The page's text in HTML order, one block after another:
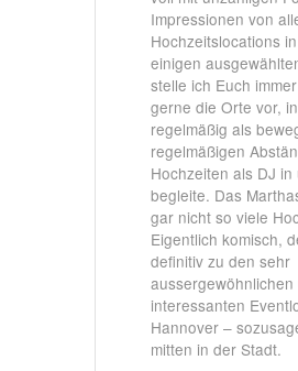
Impressionen von
Hochzeitslocations
einigen
stelle ich Euch
gerne die Orte vor,
regelmäßig als
regelmäßigen
Hochzeiten als DJ
begleite. Das
gar nicht so viele
Eigentlich komisch,
definitiv zu den sehr
aussergewöhnlichen
interessanten
Hannover –
mitten in der Stadt.